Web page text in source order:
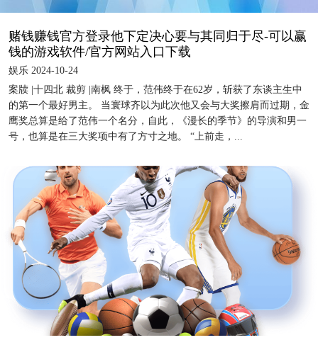
赌钱赚钱官方登录他下定决心要与其同归于尽-可以赢
钱的游戏软件/官方网站入口下载
娱乐 2024-10-24
案牍 |十四北 裁剪 |南枫 终于，范伟终于在62岁，斩获了东谈主生中
的第一个最好男主。 当寰球齐以为此次他又会与大奖擦肩而过期，金
鹰奖总算是给了范伟一个名分，自此，《漫长的季节》的导演和男一
号，也算是在三大奖项中有了方寸之地。 “上前走，...